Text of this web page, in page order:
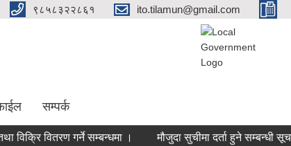
९८५८३२२८६१ ito.tilamun@gmail.com
सम्पर्क
वितरण गर्ने सम्बन्धमा । मौजुदा सुचीमा दर्ता हुने सम्बन्धी सूचना ।